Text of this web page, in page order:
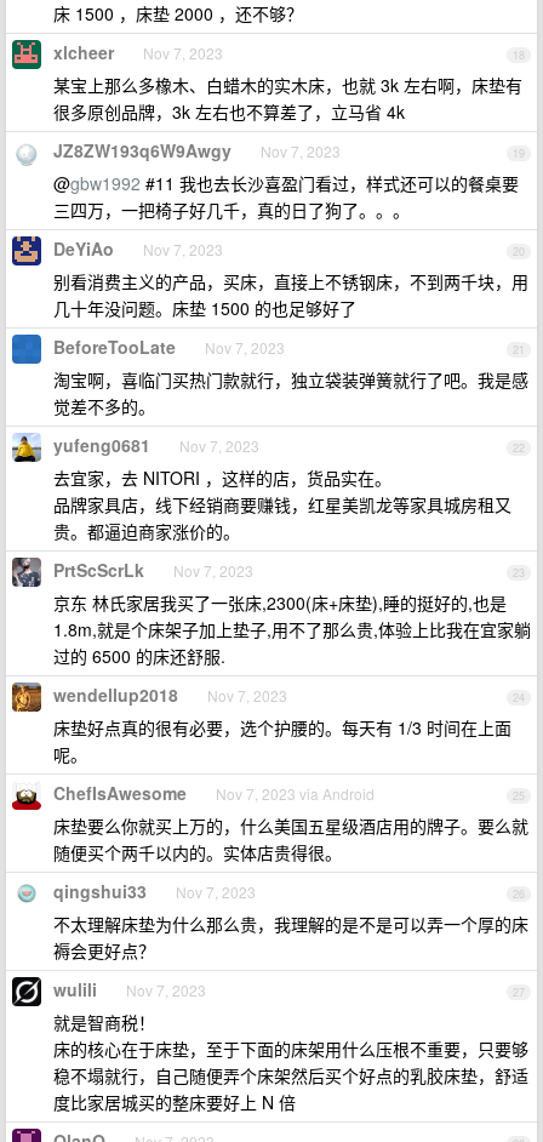
床 1500 ，床垫 2000 ，还不够？
18
xlcheer Nov 7, 2023
某宝上那么多橡木、白蜡木的实木床，也就 3k 左右啊，床垫有
很多原创品牌，3k 左右也不算差了，立马省 4k
19
JZ8ZW193q6W9Awgy Nov 7, 2023
@gbw1992 #11 我也去长沙喜盈门看过，样式还可以的餐桌要
三四万，一把椅子好几千，真的日了狗了。。。
20
DeYiAo Nov 7, 2023
别看消费主义的产品，买床，直接上不锈钢床，不到两千块，用
几十年没问题。床垫 1500 的也足够好了
21
BeforeTooLate Nov 7, 2023
淘宝啊，喜临门买热门款就行，独立袋装弹簧就行了吧。我是感
觉差不多的。
22
yufeng0681 Nov 7, 2023
去宜家，去 NITORI ，这样的店，货品实在。
品牌家具店，线下经销商要赚钱，红星美凯龙等家具城房租又
贵。都逼迫商家涨价的。
23
PrtScScrLk Nov 7, 2023
京东 林氏家居我买了一张床,2300(床+床垫),睡的挺好的,也是
1.8m,就是个床架子加上垫子,用不了那么贵,体验上比我在宜家躺
过的 6500 的床还舒服.
24
wendellup2018 Nov 7, 2023
床垫好点真的很有必要，选个护腰的。每天有 1/3 时间在上面
呢。
25
ChefIsAwesome Nov 7, 2023 via Android
床垫要么你就买上万的，什么美国五星级酒店用的牌子。要么就
随便买个两千以内的。实体店贵得很。
26
qingshui33 Nov 7, 2023
不太理解床垫为什么那么贵，我理解的是不是可以弄一个厚的床
褥会更好点？
27
wulili Nov 7, 2023
就是智商税！
床的核心在于床垫，至于下面的床架用什么压根不重要，只要够
稳不塌就行，自己随便弄个床架然后买个好点的乳胶床垫，舒适
度比家居城买的整床要好上 N 倍